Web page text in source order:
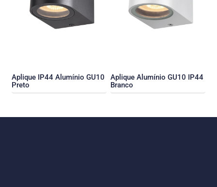
Aplique IP44 Alumínio GU10
Preto
Aplique Alumínio GU10 IP44
Branco